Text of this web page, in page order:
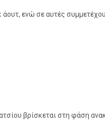
ενώ σε αυτές
βρίσκεται στη φάση